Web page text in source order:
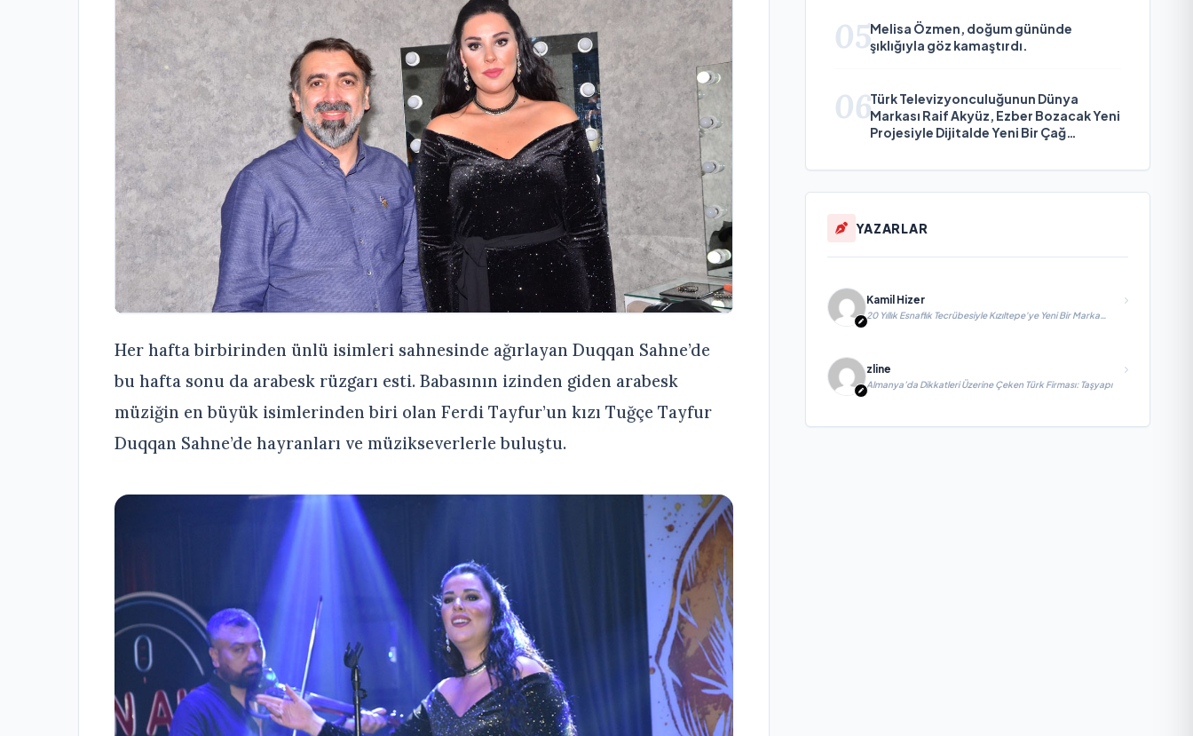
Her hafta birbirinden ünlü isimleri sahnesinde ağırlayan Duqqan Sahne’de
bu hafta sonu da arabesk rüzgarı esti. Babasının izinden giden arabesk
müziğin en büyük isimlerinden biri olan Ferdi Tayfur’un kızı Tuğçe Tayfur
Duqqan Sahne’de hayranları ve müzikseverlerle buluştu.
05Melisa Özmen, doğum gününde
şıklığıyla göz kamaştırdı.
06Türk Televizyonculuğunun Dünya
Markası Raif Akyüz, Ezber Bozacak Yeni
Projesiyle Dijitalde Yeni Bir Çağ
YAZARLAR
Kamil Hizer
20 Yıllık Esnaflık Tecrübesiyle Kızıltepe'ye Yeni Bir Marka
Kazandırdı
zline
Almanya’da Dikkatleri Üzerine Çeken Türk Firması: Taşyapı